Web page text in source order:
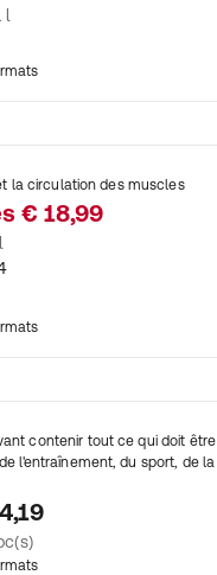
l
la circulation des muscles
€ 18,99
contenir tout ce qui doit être
l'entraînement, du sport, de la